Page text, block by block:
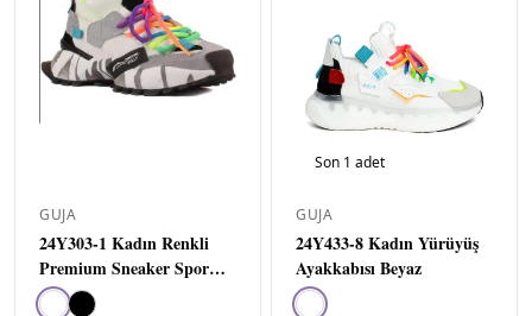
BAĞLAMA
ŞEKLI
▾
Bantlı
GUJA
24Y303-1 Kadın Renkli
Premium Sneaker Spor
Ayakkabı BEYAZ
Son 1 adet
GUJA
24Y433-8 Kadın Yürüyüş
Ayakkabısı Beyaz